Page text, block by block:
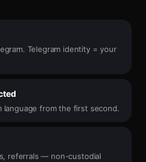
Telegram identity = your
language from the first second.
referrals — non-custodial